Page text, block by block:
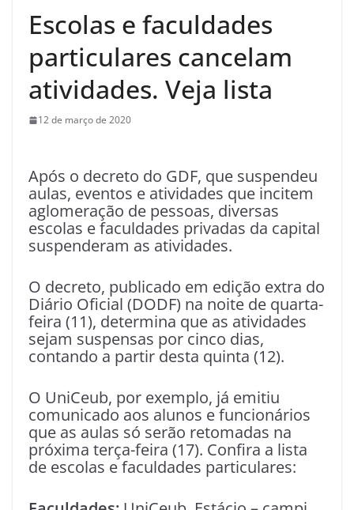
Escolas e faculdades
particulares cancelam
atividades. Veja lista
12 de março de 2020
Após o decreto do GDF, que suspendeu
aulas, eventos e atividades que incitem
aglomeração de pessoas, diversas
escolas e faculdades privadas da capital
suspenderam as atividades.
O decreto, publicado em edição extra do
Diário Oficial (DODF) na noite de quarta-
feira (11), determina que as atividades
sejam suspensas por cinco dias,
contando a partir desta quinta (12).
O UniCeub, por exemplo, já emitiu
comunicado aos alunos e funcionários
que as aulas só serão retomadas na
próxima terça-feira (17). Confira a lista
de escolas e faculdades particulares: